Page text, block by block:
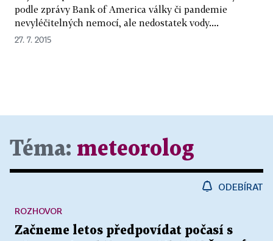
podle zprávy Bank of America války či pandemie
nevyléčitelných nemocí, ale nedostatek vody....
27. 7. 2015
Téma: meteorolog
ODEBÍRAT
Začneme letos předpovídat počasí s
ROZHOVOR